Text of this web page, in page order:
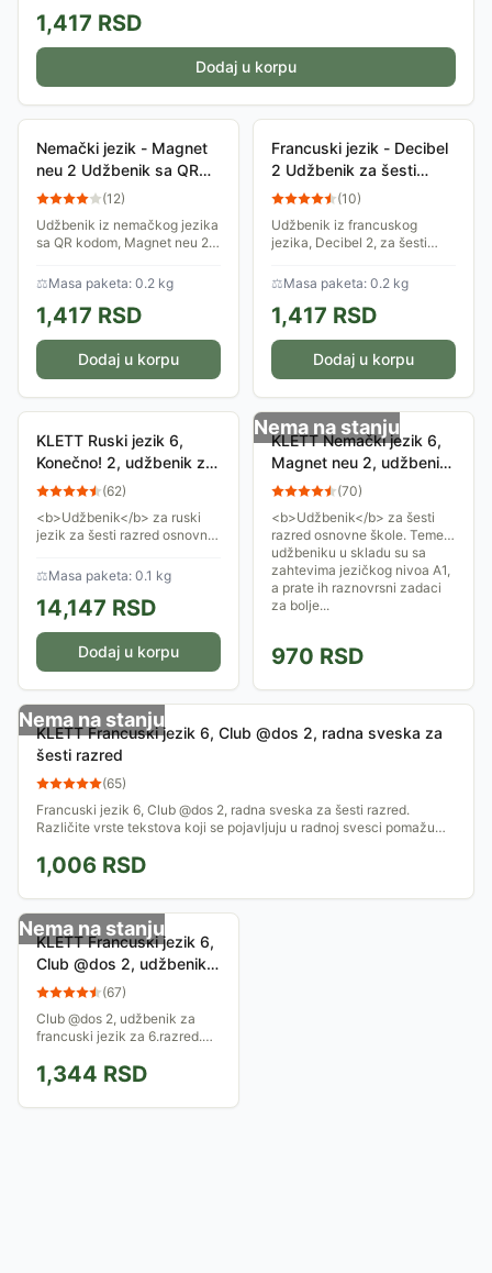
1,417 RSD
Dodaj u korpu
Nemački jezik - Magnet
neu 2 Udžbenik sa QR
kodom za šesti razred
(12)
Udžbenik iz nemačkog jezika
sa QR kodom, Magnet neu 2,
škole, odobren od strane
Ministarstva prosvete. Autori:
Vesna...
⚖Masa paketa: 0.2 kg
1,417 RSD
Dodaj u korpu
Francuski jezik - Decibel
2 Udžbenik za šesti
razred osnovne škole
(10)
Udžbenik iz francuskog
jezika, Decibel 2, za šesti
odobren od strane
Ministarstva prosvete. Autori:
Dolores-Danijel Pastor,...
⚖Masa paketa: 0.2 kg
1,417 RSD
Dodaj u korpu
KLETT Ruski jezik 6,
Konečno! 2, udžbenik za
šesti razred
(62)
<b>Udžbenik</b> za ruski
jezik za šesti razred osnovne
Učenicima pruža sve vidove
jezičkih aktivnosti na
razumljiv i...
⚖Masa paketa: 0.1 kg
14,147 RSD
Dodaj u korpu
Nema na stanju
KLETT Nemački jezik 6,
Magnet neu 2, udžbenik
za šesti razred
(70)
<b>Udžbenik</b> za šesti
razred osnovne škole. Teme u
udžbeniku u skladu su sa
zahtevima jezičkog nivoa A1,
a prate ih raznovrsni zadaci
za bolje...
970 RSD
Nema na stanju
KLETT Francuski jezik 6, Club @dos 2, radna sveska za
šesti razred
(65)
Francuski jezik 6, Club @dos 2, radna sveska za šesti razred.
Različite vrste tekstova koji se pojavljuju u radnoj svesci pomažu
1,006 RSD
Nema na stanju
KLETT Francuski jezik 6,
Club @dos 2, udžbenik
za šesti razred
(67)
Club @dos 2, udžbenik za
francuski jezik za 6.razred.
potpunosti odgovara
zahtevima savremene
nastave, ispunjavajući...
1,344 RSD